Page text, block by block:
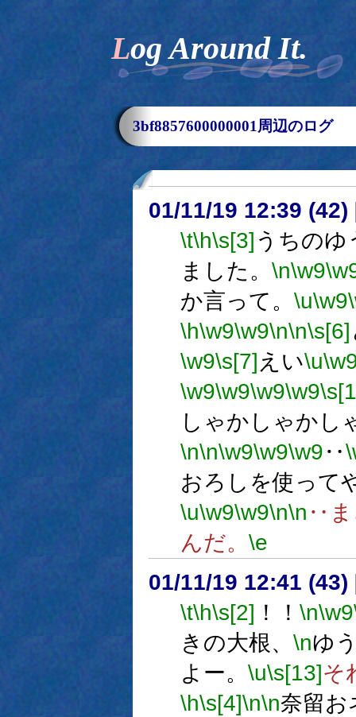
Log Around It.
3bf8857600000001周辺のログ
01/11/19 12:39 (42)
\t\h\s[3] うちのゆ
ました。 \n\w9
か言って。 \u\w9
\h\w9\w9\n\n\s[6]
\w9\s[7] えい\u
\w9\w9\w9\w9
しゃかしゃかし
\n\n\w9\w9\w9‥
おろしを使って
\u\w9\w9\n\n ‥ま
んだ。 \e
01/11/19 12:41 (43)
\t\h\s[2] ！！ \n\w9
きの大根、 \nゆ
よー。 \u\s[13]そ
\h\s[4]\n\n奈留お